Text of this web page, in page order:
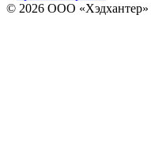
© 2026 ООО «Хэдхантер»